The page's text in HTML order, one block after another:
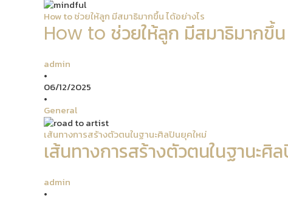
How to ช่วยให้ลูก มีสมาธิมากขึ้น ได้อย่างไร
How to ช่วยให้ลูก มีสมาธิมากขึ้น
admin
•
06/12/2025
•
General
เส้นทางการสร้างตัวตนในฐานะศิลปินยุคใหม่
เส้นทางการสร้างตัวตนในฐานะศิ
admin
•